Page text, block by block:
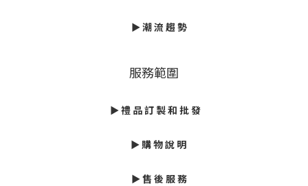
►潮 流 趨 勢
服務範圍
► 禮 品 訂 製 和 批 發
► 購 物 說 明
► 售 後 服 務